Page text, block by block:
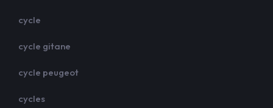
cycle
cycle gitane
cycle peugeot
cycles